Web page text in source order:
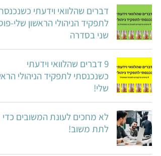
דברים שהלוואי וידעתי
לתפקיד הניהולי הראשון שלי-
שני בסדרה
9 דברים שהלוואי וידעתי
כשנכנסתי לתפקיד הניהולי
שלי!
לא מחכים לעונת המשובים כדי
לתת משוב!